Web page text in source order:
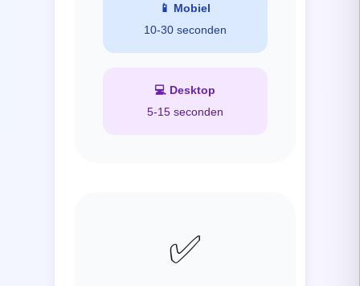
📱 Mobiel
10-30 seconden
💻 Desktop
5-15 seconden
✅